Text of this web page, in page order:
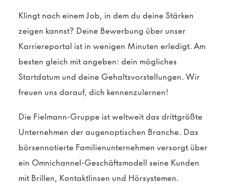
Klingt nach einem Job, in dem du deine Stärken
zeigen kannst? Deine Bewerbung über unser
Karriereportal ist in wenigen Minuten erledigt. Am
besten gleich mit angeben: dein mögliches
Startdatum und deine Gehaltsvorstellungen. Wir
freuen uns darauf, dich kennenzulernen!
Die Fielmann-Gruppe ist weltweit das drittgrößte
Unternehmen der augenoptischen Branche. Das
börsennotierte Familienunternehmen versorgt über
ein Omnichannel-Geschäftsmodell seine Kunden
mit Brillen, Kontaktlinsen und Hörsystemen.